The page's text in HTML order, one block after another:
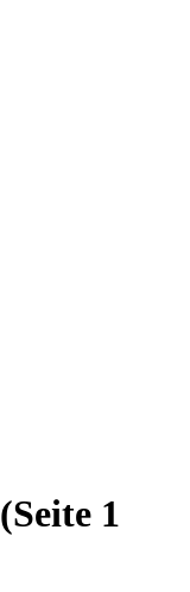
(Seite 1